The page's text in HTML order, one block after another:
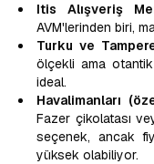
Itis Alışveriş
AVM'lerinden biri,
Turku ve
ölçekli ama
ideal.
Havalimanları
Fazer çikolatası
seçenek, ancak
yüksek olabiliyor.